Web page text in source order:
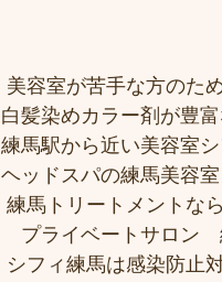
美容室が苦手な方のた
白髪染めカラー剤が豊
練馬駅から近い美容室
ヘッドスパの練馬美容
練馬トリートメントな
プライベートサロン　
シフィ練馬は感染防止